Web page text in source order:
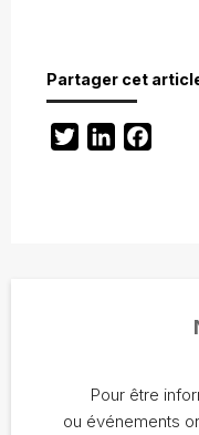
Partager cet
TwitterLinkedIn
Pour être
ou événements